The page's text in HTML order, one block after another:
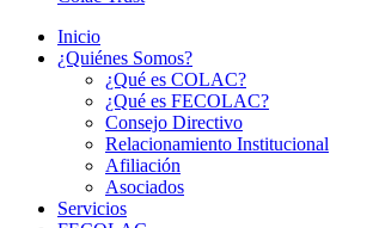
Inicio
¿Quiénes Somos?
¿Qué es COLAC?
¿Qué es FECOLAC?
Consejo Directivo
Relacionamiento Institucional
Afiliación
Asociados
Servicios